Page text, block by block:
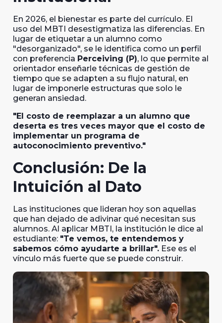
En 2026, el bienestar es parte del currículo. El
uso del MBTI desestigmatiza las diferencias. En
lugar de etiquetar a un alumno como
"desorganizado", se le identifica como un perfil
con preferencia Perceiving (P), lo que permite al
orientador enseñarle técnicas de gestión de
tiempo que se adapten a su flujo natural, en
lugar de imponerle estructuras que solo le
generan ansiedad.
"El costo de reemplazar a un alumno que
deserta es tres veces mayor que el costo de
implementar un programa de
autoconocimiento preventivo."
Conclusión: De la
Intuición al Dato
Las instituciones que lideran hoy son aquellas
que han dejado de adivinar qué necesitan sus
alumnos. Al aplicar MBTI, la institución le dice al
estudiante: "Te vemos, te entendemos y
sabemos cómo ayudarte a brillar".Ese es el
vínculo más fuerte que se puede construir.